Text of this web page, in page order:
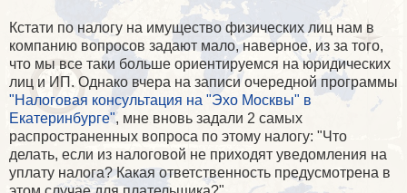
Кстати по налогу на имущество физических лиц нам в
компанию вопросов задают мало, наверное, из за того,
что мы все таки больше ориентируемся на юридических
лиц и ИП. Однако вчера на записи очередной программы
"Налоговая консультация на "Эхо Москвы" в
Екатеринбурге", мне вновь задали 2 самых
распространенных вопроса по этому налогу: "Что
делать, если из налоговой не приходят уведомления на
уплату налога? Какая ответственность предусмотрена в